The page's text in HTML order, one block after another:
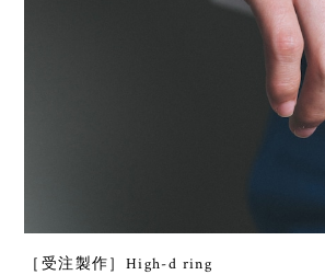
［受注製作］High-d ring